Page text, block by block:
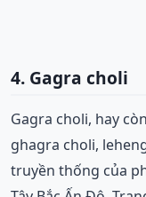
4. Gagra choli
Gagra choli, hay
ghagra choli,
truyền thống của